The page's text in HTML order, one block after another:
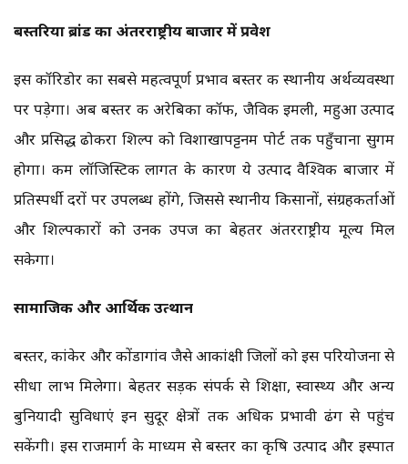
बस्तरिया ब्रांड का अंतरराष्ट्रीय बाजार में प्रवेश
इस कॉरिडोर का सबसे महत्वपूर्ण प्रभाव बस्तर की स्थानीय अर्थव्यवस्था
पर पड़ेगा। अब बस्तर की अरेबिका कॉफी, जैविक इमली, महुआ उत्पाद
और प्रसिद्ध ढोकरा शिल्प को विशाखापट्टनम पोर्ट तक पहुँचाना सुगम
होगा। कम लॉजिस्टिक लागत के कारण ये उत्पाद वैश्विक बाजार में
प्रतिस्पर्धी दरों पर उपलब्ध होंगे, जिससे स्थानीय किसानों, संग्रहकर्ताओं
और शिल्पकारों को उनकी उपज का बेहतर अंतरराष्ट्रीय मूल्य मिल
सकेगा।
सामाजिक और आर्थिक उत्थान
बस्तर, कांकेर और कोंडागांव जैसे आकांक्षी जिलों को इस परियोजना से
सीधा लाभ मिलेगा। बेहतर सड़क संपर्क से शिक्षा, स्वास्थ्य और अन्य
बुनियादी सुविधाएं इन सुदूर क्षेत्रों तक अधिक प्रभावी ढंग से पहुंच
सकेंगी। इस राजमार्ग के माध्यम से बस्तर का कृषि उत्पाद और इस्पात